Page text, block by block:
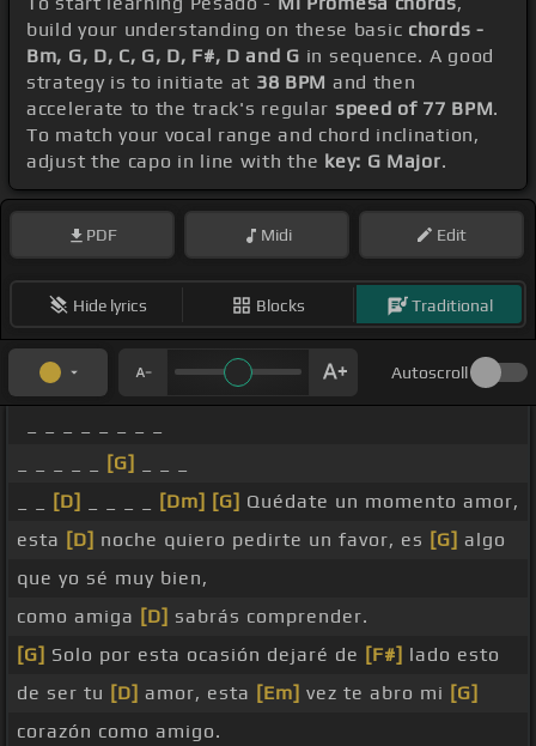
build your understanding on these basic chords -
Bm, G, D, C, G, D, F#, D and G in sequence. A good
strategy is to initiate at 38 BPM and then
accelerate to the track's regular speed of 77 BPM.
To match your vocal range and chord inclination,
adjust the capo in line with the key: G Major.
PDF Midi Edit
Hide lyrics Blocks Traditional
Autoscroll
[G]
[D] [Dm] [G] Quédate un momento amor,
esta [D] noche quiero pedirte un favor, es [G] algo
que yo sé muy bien,
como amiga [D] sabrás comprender.
[G] Solo por esta ocasión dejaré de [F#] lado esto
de ser tu [D] amor, esta [Em] vez te abro mi [G]
corazón como amigo.